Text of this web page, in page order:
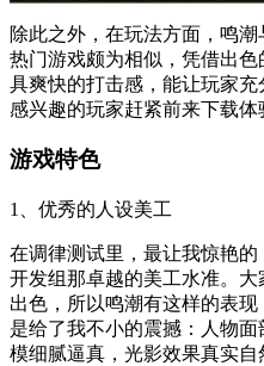
除此之外，在玩法方面，鸣
热门游戏颇为相似，凭借出
具爽快的打击感，能让玩家充
感兴趣的玩家赶紧前来下载体
游戏特色
1、优秀的人设美工
在调律测试里，最让我惊艳
开发组那卓越的美工水准。
出色，所以鸣潮有这样的表
是给了我不小的震撼：人物
模细腻逼真，光影效果真实